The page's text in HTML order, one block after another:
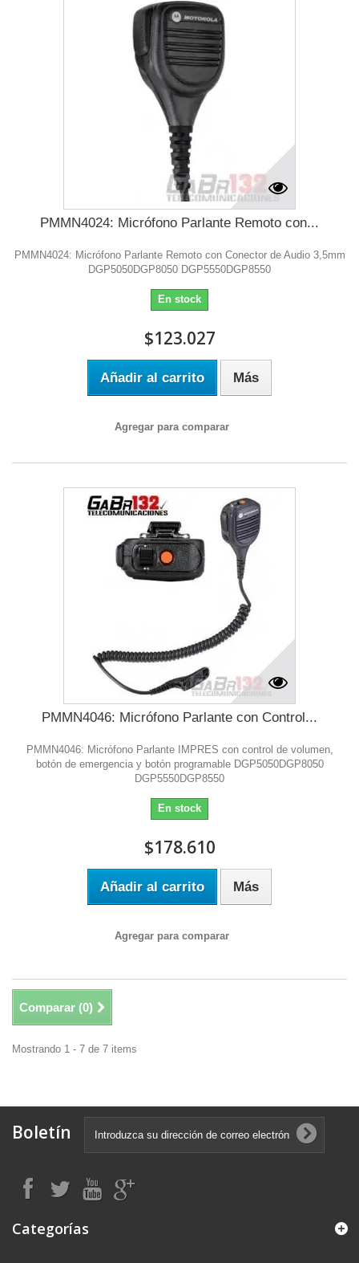
PMMN4024: Micrófono Parlante Remoto con...
PMMN4024: Micrófono Parlante Remoto con Conector de Audio 3,5mm
DGP5050DGP8050 DGP5550DGP8550
En stock
$123.027
Añadir al carrito Más
Agregar para comparar
PMMN4046: Micrófono Parlante con Control...
PMMN4046: Micrófono Parlante IMPRES con control de volumen,
botón de emergencia y botón programable DGP5050DGP8050
DGP5550DGP8550
En stock
$178.610
Añadir al carrito Más
Agregar para comparar
Comparar (0)
Mostrando 1 - 7 de 7 items
Boletín
Categorías